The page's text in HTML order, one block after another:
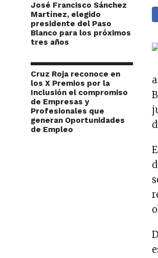
José Francisco Sánchez
Martínez, elegido
presidente del Paso
Blanco para los próximos
tres años
Cruz Roja reconoce en
los X Premios por la
Inclusión el compromiso
de Empresas y
Profesionales que
generan Oportunidades
de Empleo